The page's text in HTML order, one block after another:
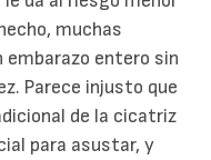
muchas
embarazo entero sin
Parece injusto que
de la cicatriz
para asustar, y